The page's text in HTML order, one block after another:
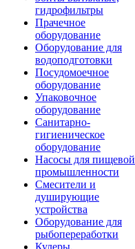
гидрофильтры
Прачечное
оборудование
Оборудование для
водоподготовки
Посудомоечное
оборудование
Упаковочное
оборудование
Санитарно-
гигиеническое
оборудование
Насосы для пищевой
промышленности
Смесители и
душирующие
устройства
Оборудование для
рыбопереработки
Кулеры,